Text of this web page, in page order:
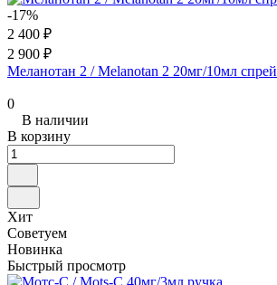
-17%
2 400 ₽
2 900 ₽
Меланотан 2 / Melanotan 2 20мг/10мл спрей
0
В наличии
В корзину
Хит
Советуем
Новинка
Быстрый просмотр